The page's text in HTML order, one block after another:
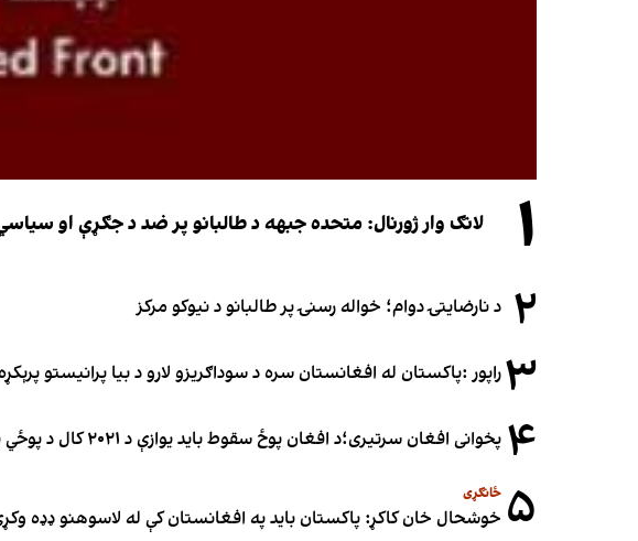
۱ لانګ وار ژورنال: متحده جبهه د طالبانو پر ضد د جګړې او
۲ د نارضایتۍ دوام؛ خواله رسنۍ پر طالبانو د نیوکو مرکز
۳راپور :پاکستان له افغانستان سره د سوداګریزو لارو د بیا پرانیستو
۴ پخوانی افغان سرتیری؛د افغان پوځ سقوط باید یوازې د ۲۰۲۱ کال د پوځي پېښو له مخې ونه ارزول شي
۵ ځانګړی
خوشحال خان کاکړ: پاکستان بايد په افغانستان کې له لاسوهنو ډډه